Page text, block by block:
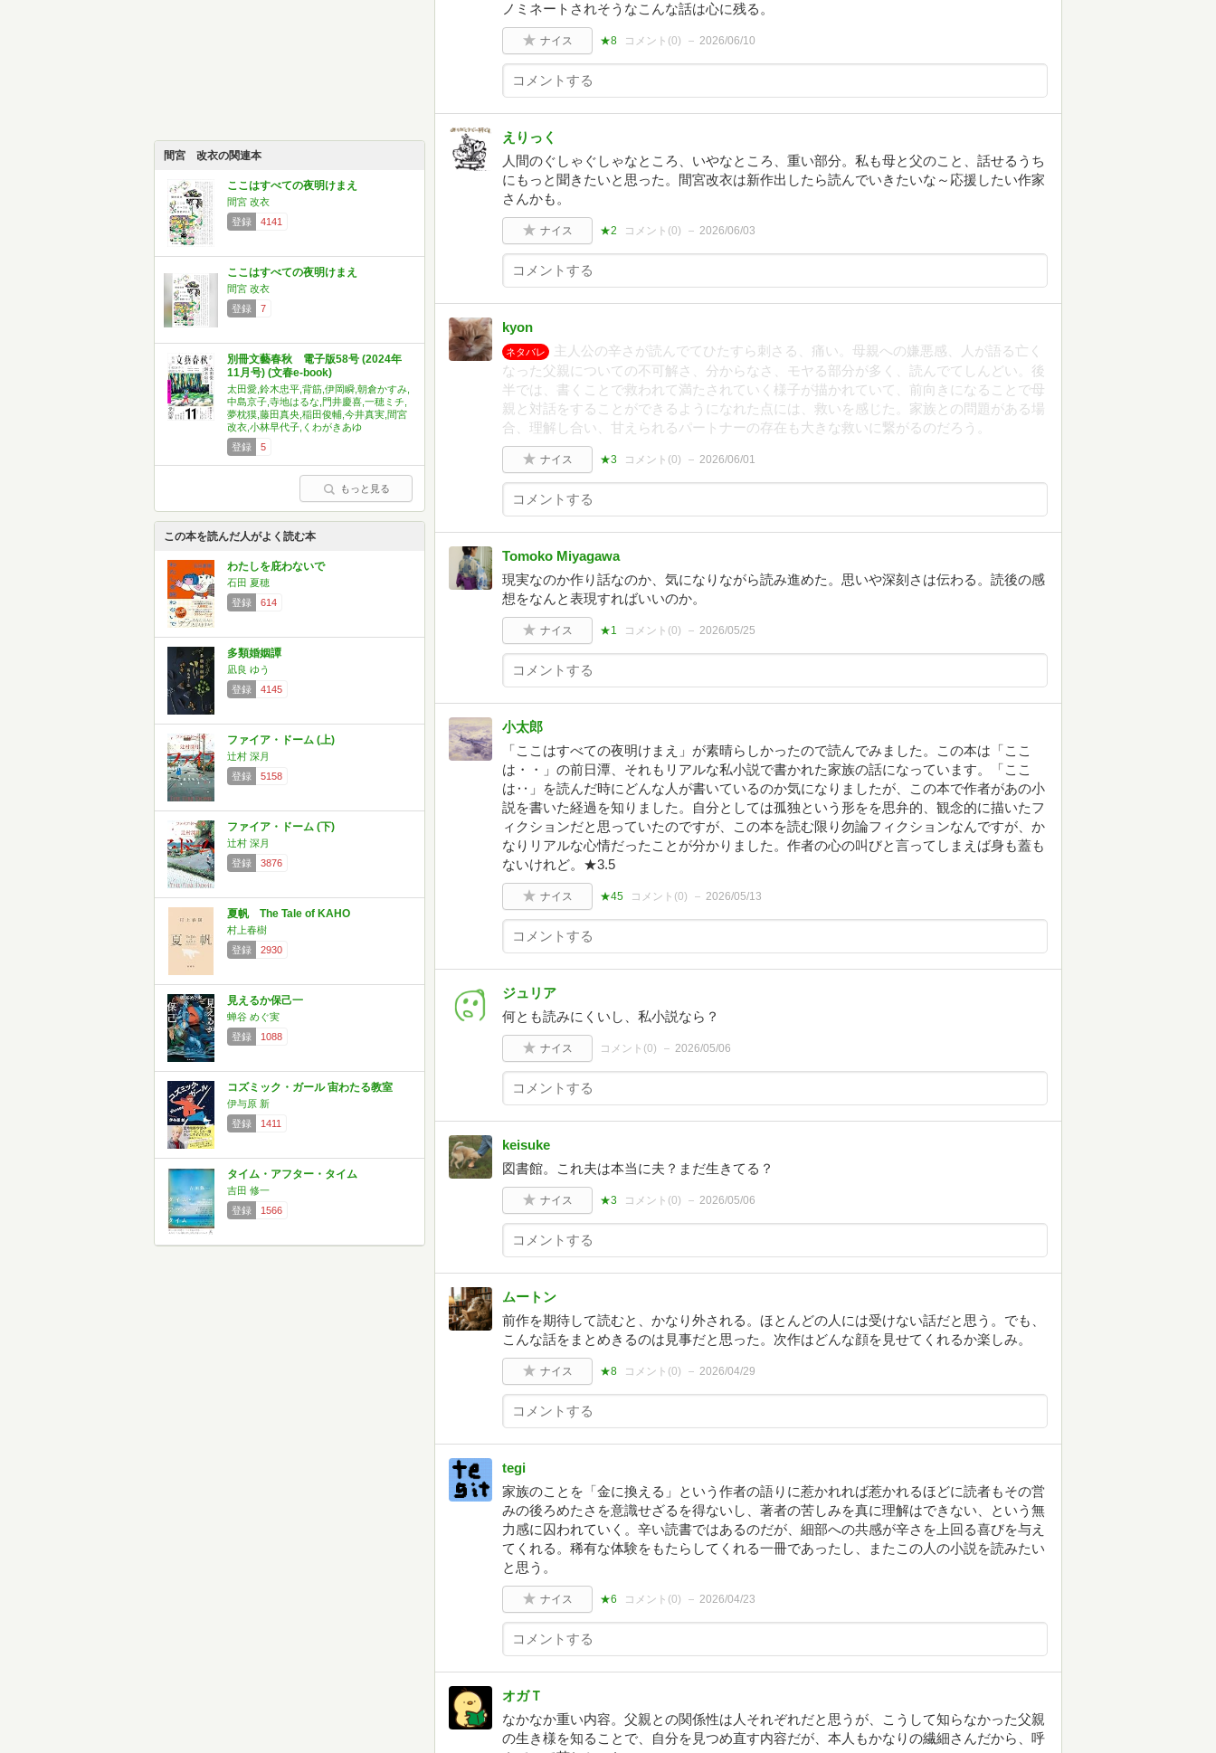
間宮 改衣の関連本
ここはすべての夜明けまえ
間宮 改衣
登録
4141
ここはすべての夜明けまえ
間宮 改衣
登録
7
別冊文藝春秋 電子版58号 (2024年
11月号) (文春e-book)
太田愛,鈴木忠平,背筋,伊岡瞬,朝倉かすみ,
中島京子,寺地はるな,門井慶喜,一穂ミチ,
夢枕獏,藤田真央,稲田俊輔,今井真実,間宮
改衣,小林早代子,くわがきあゆ
登録
5
もっと見る
この本を読んだ人がよく読む本
わたしを庇わないで
石田 夏穂
登録
614
多類婚姻譚
凪良 ゆう
登録
4145
ファイア・ドーム (上)
辻村 深月
登録
5158
ファイア・ドーム (下)
辻村 深月
登録
3876
夏帆 The Tale of KAHO
村上春樹
登録
2930
見えるか保己一
蝉谷 めぐ実
登録
1088
コズミック・ガール 宙わたる教室
伊与原 新
登録
1411
タイム・アフター・タイム
吉田 修一
登録
1566
ノミネートされそうなこんな話は心に残る。
ナイス ★8 コメント(0) 2026/06/10
えりっく
人間のぐしゃぐしゃなところ、いやなところ、重い部分。私も母と父のこと、話せるうち
にもっと聞きたいと思った。間宮改衣は新作出したら読んでいきたいな～応援したい作家
さんかも。
ナイス ★2 コメント(0) 2026/06/03
kyon
ネタバレ
主人公の辛さが読んでてひたすら刺さる、痛い。母親への嫌悪感、人が語る亡く
なった父親についての不可解さ、分からなさ、モヤる部分が多く、読んでてしんどい。後
半では、書くことで救われて満たされていく様子が描かれていて、前向きになることで母
親と対話をすることができるようになれた点には、救いを感じた。家族との問題がある場
合、理解し合い、甘えられるパートナーの存在も大きな救いに繋がるのだろう。
ナイス ★3 コメント(0) 2026/06/01
Tomoko Miyagawa
現実なのか作り話なのか、気になりながら読み進めた。思いや深刻さは伝わる。読後の感
想をなんと表現すればいいのか。
ナイス ★1 コメント(0) 2026/05/25
小太郎
「ここはすべての夜明けまえ」が素晴らしかったので読んでみました。この本は「ここ
は・・」の前日潭、それもリアルな私小説で書かれた家族の話になっています。「ここ
は‥」を読んだ時にどんな人が書いているのか気になりましたが、この本で作者があの小
説を書いた経過を知りました。自分としては孤独という形をを思弁的、観念的に描いたフ
ィクションだと思っていたのですが、この本を読む限り勿論フィクションなんですが、か
なりリアルな心情だったことが分かりました。作者の心の叫びと言ってしまえば身も蓋も
ないけれど。★3.5
ナイス ★45 コメント(0) 2026/05/13
ジュリア
何とも読みにくいし、私小説なら？
ナイス コメント(0) 2026/05/06
keisuke
図書館。これ夫は本当に夫？まだ生きてる？
ナイス ★3 コメント(0) 2026/05/06
ムートン
前作を期待して読むと、かなり外される。ほとんどの人には受けない話だと思う。でも、
こんな話をまとめきるのは見事だと思った。次作はどんな顔を見せてくれるか楽しみ。
ナイス ★8 コメント(0) 2026/04/29
tegi
家族のことを「金に換える」という作者の語りに惹かれれば惹かれるほどに読者もその営
みの後ろめたさを意識せざるを得ないし、著者の苦しみを真に理解はできない、という無
力感に囚われていく。辛い読書ではあるのだが、細部への共感が辛さを上回る喜びを与え
てくれる。稀有な体験をもたらしてくれる一冊であったし、またこの人の小説を読みたい
と思う。
ナイス ★6 コメント(0) 2026/04/23
オガＴ
なかなか重い内容。父親との関係性は人それぞれだと思うが、こうして知らなかった父親
の生き様を知ることで、自分を見つめ直す内容だが、本人もかなりの繊細さんだから、呼